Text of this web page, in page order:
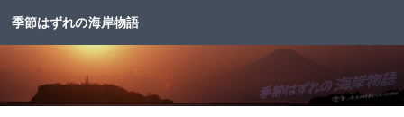
コンテンツへスキップ
季節はずれの海岸物語